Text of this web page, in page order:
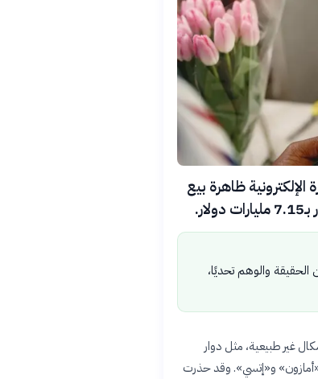
ظاهرة بيع
الحقيقة والوهم تحديًا،
غير طبيعية، مثل دوار
و«إتسي». وقد حذرت